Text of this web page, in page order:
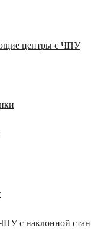
центры с ЧПУ
c наклонной